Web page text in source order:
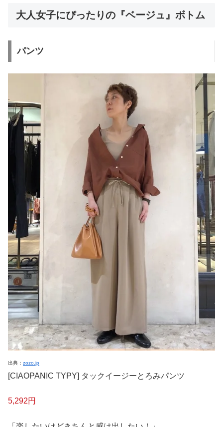
大人女子にぴったりの『ベージュ』ボトム
パンツ
出典： zozo.jp
[CIAOPANIC TYPY] タックイージーとろみパンツ
5,292円